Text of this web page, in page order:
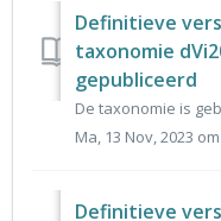
Definitieve
taxonomie
gepubliceerd
Ma, 13 Nov, 2023
Definitieve